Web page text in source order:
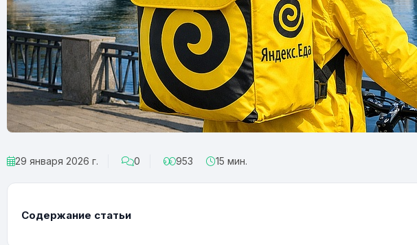
29 января 2026 г. 0 953 15 мин.
Содержание статьи